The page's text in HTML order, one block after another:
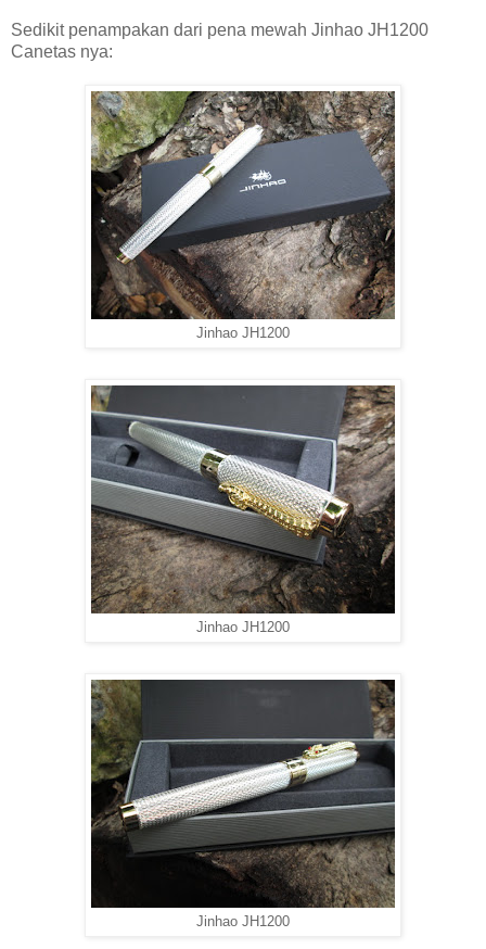
Sedikit penampakan dari pena mewah Jinhao JH1200
Canetas nya:
Jinhao JH1200
Jinhao JH1200
Jinhao JH1200